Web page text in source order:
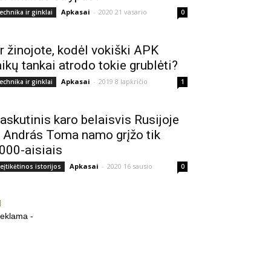
ir ginklai Apkasai - 2020 21 vasario 0
žinojote, kodėl vokiški APK
tankai atrodo tokie grublėti?
ir ginklai Apkasai - 2019 8 lapkričio 1
karo belaisvis Rusijoje
András Toma namo grįžo tik
aisiais
istorijos Apkasai - 2020 16 sausio 0
-